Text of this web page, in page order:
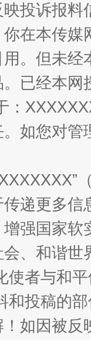
规模
如何以
投诉报
在本传
。但未
已经本
：
如您对
递更多
强国家
、和谐
使者与和
和投稿的
如因被